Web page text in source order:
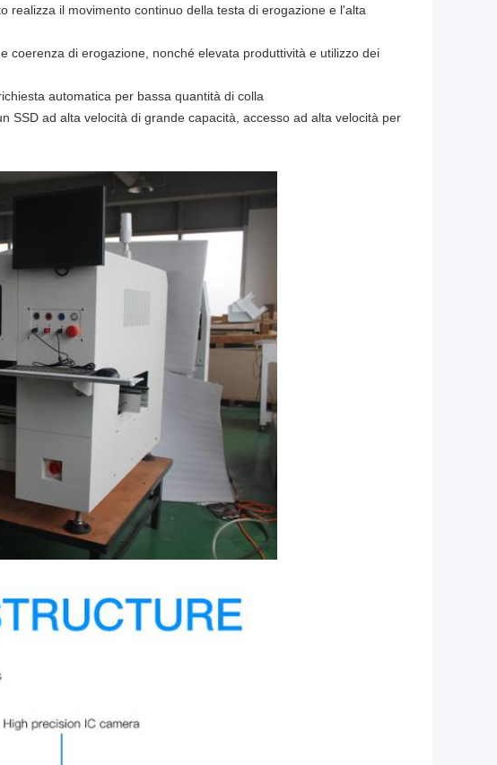
realizza il movimento continuo della testa di erogazione e l'alta
coerenza di erogazione, nonché elevata produttività e utilizzo dei
automatica per bassa quantità di colla
SSD ad alta velocità di grande capacità, accesso ad alta velocità per